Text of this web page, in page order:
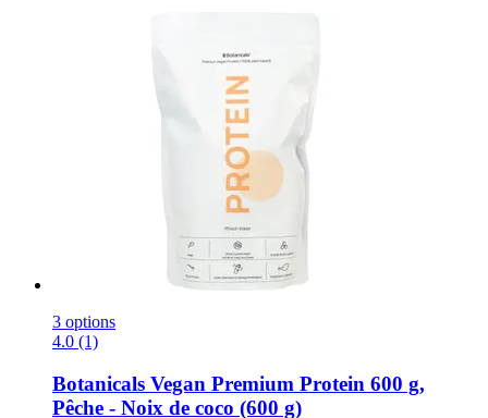
3 options
4.0 (1)
Botanicals Vegan Premium Protein 600 g,
Pêche -​ Noix de coco (600 g)